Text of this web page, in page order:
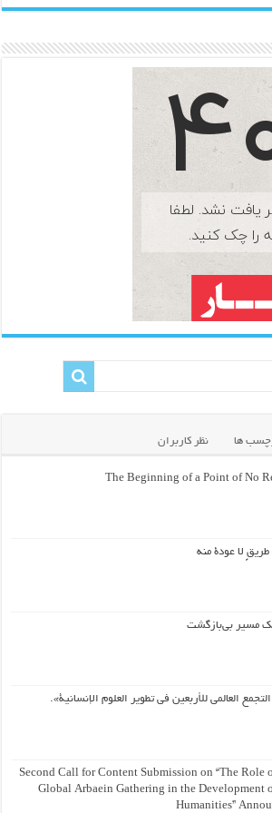
ها نظر کاربران
The Beginning of a Point of No
طريقٍ لا عودة منه
یک مسیر بی‌بازگشت
العالمي للأربعين في تطوير العلوم الإنسانية».
Second Call for Content Submission on “The Role
Global Arbaein Gathering in the Development
Humanities”